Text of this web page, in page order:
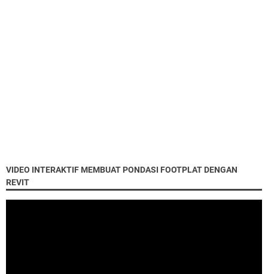
VIDEO INTERAKTIF MEMBUAT PONDASI FOOTPLAT DENGAN
REVIT